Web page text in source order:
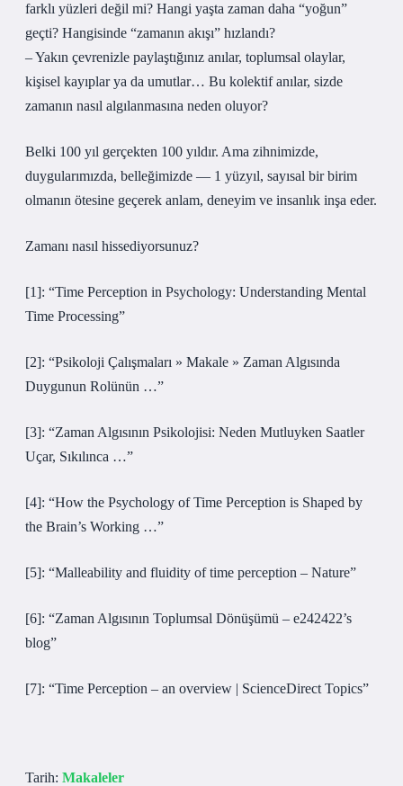
farklı yüzleri değil mi? Hangi yaşta zaman daha “yoğun”
geçti? Hangisinde “zamanın akışı” hızlandı?
– Yakın çevrenizle paylaştığınız anılar, toplumsal olaylar,
kişisel kayıplar ya da umutlar… Bu kolektif anılar, sizde
zamanın nasıl algılanmasına neden oluyor?
Belki 100 yıl gerçekten 100 yıldır. Ama zihnimizde,
duygularımızda, belleğimizde — 1 yüzyıl, sayısal bir birim
olmanın ötesine geçerek anlam, deneyim ve insanlık inşa eder.
Zamanı nasıl hissediyorsunuz?
[1]: “Time Perception in Psychology: Understanding Mental
Time Processing”
[2]: “Psikoloji Çalışmaları » Makale » Zaman Algısında
Duygunun Rolünün …”
[3]: “Zaman Algısının Psikolojisi: Neden Mutluyken Saatler
Uçar, Sıkılınca …”
[4]: “How the Psychology of Time Perception is Shaped by
the Brain’s Working …”
[5]: “Malleability and fluidity of time perception – Nature”
[6]: “Zaman Algısının Toplumsal Dönüşümü – e242422’s
blog”
[7]: “Time Perception – an overview | ScienceDirect Topics”
Tarih: Makaleler